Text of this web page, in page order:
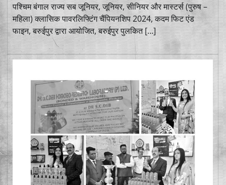
पश्चिम बंगाल राज्य सब जूनियर, जूनियर, सीनियर और मास्टर्स (पुरुष –
महिला) क्लासिक पावरलिफ्टिंग चैंपियनशिप 2024, कदम फिट एंड
फाइन, बरुईपुर द्वारा आयोजित, बरुईपुर पुलकित […]